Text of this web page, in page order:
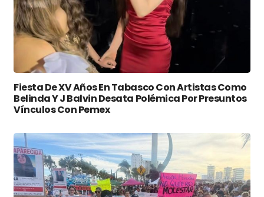
Fiesta De XV Años En Tabasco Con Artistas Como
Belinda Y J Balvin Desata Polémica Por Presuntos
Vínculos Con Pemex